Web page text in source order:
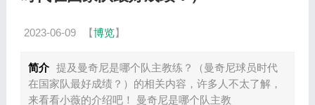
2023-06-09 【博览】
简介 提及曼奇尼是哪个队主教练？（曼奇尼球员时代
在国家队最好成绩？）的相关内容，许多人不太了解，
来看看小薇的介绍吧！ 曼奇尼是哪个队主教